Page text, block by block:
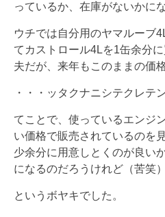
っているか、在庫がないかに
ウチでは自分用のヤマルーブ
てカストロール4Lを1缶余分
夫だが、来年もこのままの価
・・・ッタクナニシテクレテ
てことで、使っているエンジ
い価格で販売されているのを
少余分に用意しとくのが良い
になるのだろうけれど（苦笑）
というボヤキでした。